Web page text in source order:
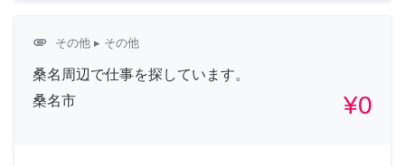
attachment その他 ▸ その他
桑名周辺で仕事を探しています。
桑名市
¥0